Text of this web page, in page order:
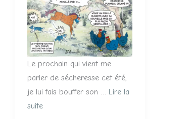
Le prochain qui vient me
parler de sécheresse cet été,
je lui fais bouffer son … Lire la
suite